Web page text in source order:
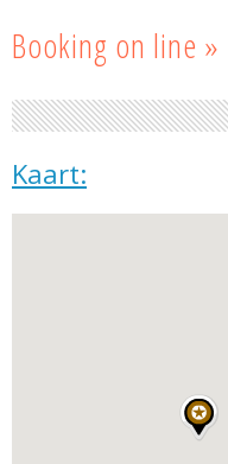
Booking on line »
Kaart: